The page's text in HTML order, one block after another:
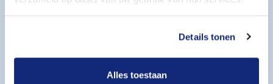
Details tonen
Alles toestaan